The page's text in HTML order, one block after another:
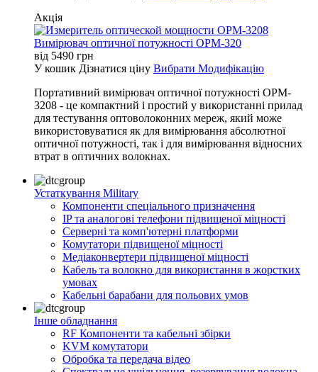
Акція
Вимірювач оптичної потужності OPM-320
від 5490 грн
У кошик Дізнатися ціну Вибрати Модифікацію
Портативний вимірювач оптичної потужності OPM-
3208 - це компактний і простий у використанні прилад
для тестування оптоволоконних мереж, який може
використовуватися як для вимірювання абсолютної
оптичної потужності, так і для вимірювання відносних
втрат в оптичних волокнах.
Устаткування Military
Компоненти спеціального призначення
IP та аналогові телефони підвищеної міцності
Серверні та комп'ютерні платформи
Комутатори підвищеної міцності
Медіаконвертери підвищеної міцності
Кабель та волокно для використання в жорстких
умовах
Кабельні барабани для польових умов
Інше обладнання
RF Компоненти та кабельні збірки
KVM комутатори
Обробка та передача відео